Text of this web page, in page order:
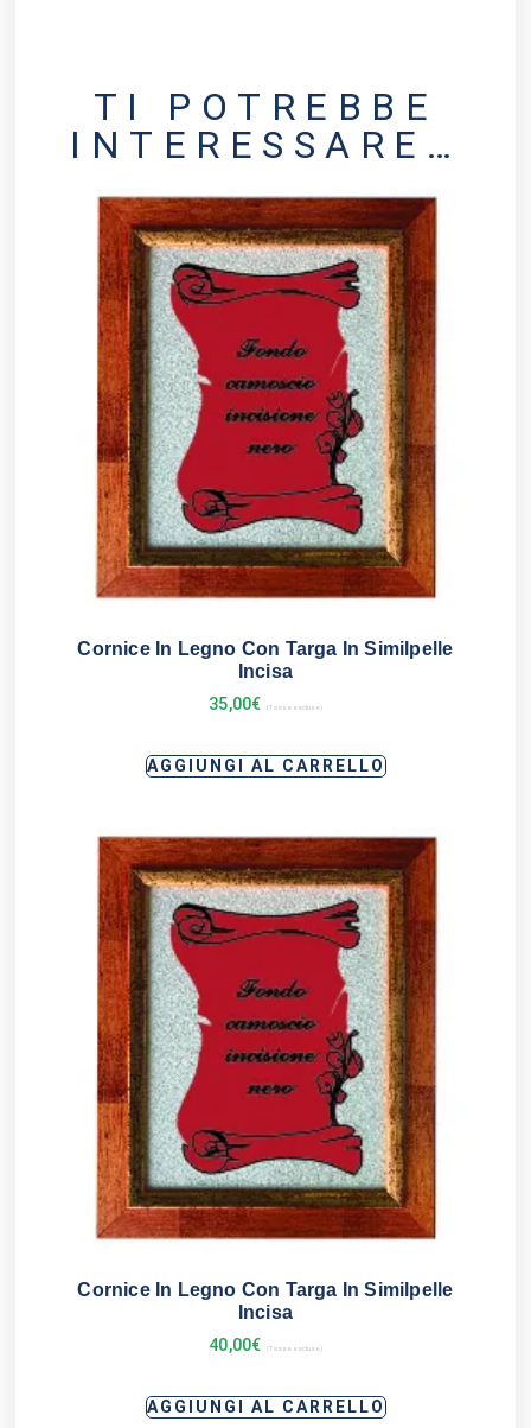
TI POTREBBE
INTERESSARE…
Cornice In Legno Con Targa In Similpelle
Incisa
35,00€ (Tasse escluse)
AGGIUNGI AL CARRELLO
Cornice In Legno Con Targa In Similpelle
Incisa
40,00€ (Tasse escluse)
AGGIUNGI AL CARRELLO